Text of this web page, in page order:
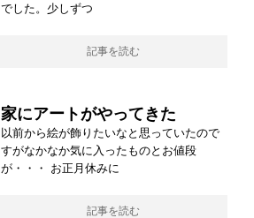
でした。少しずつ
記事を読む
家にアートがやってきた
以前から絵が飾りたいなと思っていたので
すがなかなか気に入ったものとお値段
が・・・ お正月休みに
記事を読む